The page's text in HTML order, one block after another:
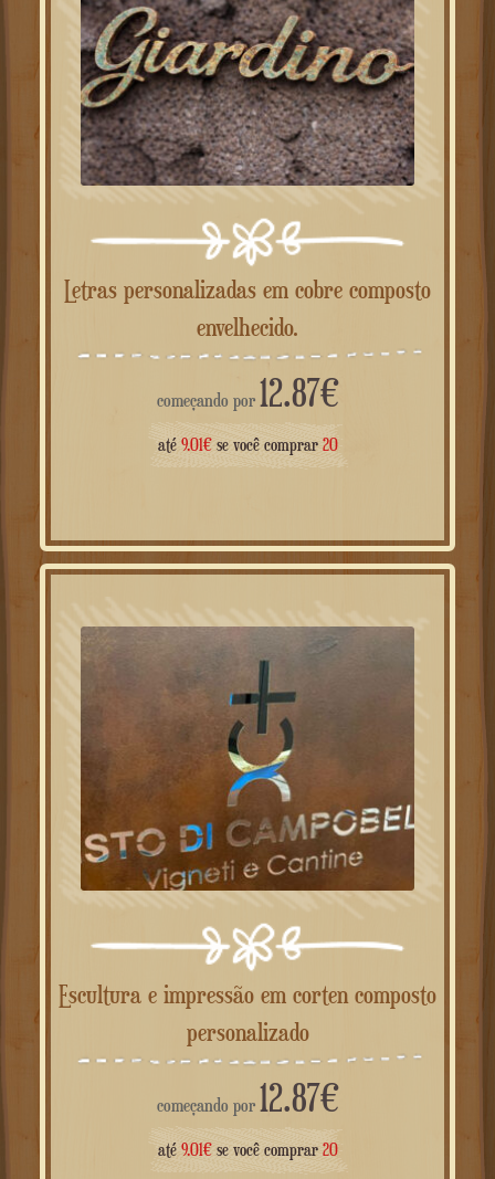
Letras personalizadas em cobre composto
envelhecido.
começando por 12.87€
até 9.01€se você comprar 20
Escultura e impressão em corten composto
personalizado
começando por 12.87€
até 9.01€se você comprar 20